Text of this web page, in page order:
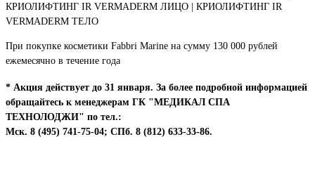
КРИОЛИФТИНГ IR VERMADERM ЛИЦО | КРИОЛИФТИНГ IR
VERMADERM ТЕЛО
При покупке косметики Fabbri Marine на сумму 130 000 рублей
ежемесячно в течение года
* Акция действует до 31 января. За более подробной информацией
обращайтесь к менеджерам ГК "МЕДИКАЛ СПА
ТЕХНОЛОДЖИ" по тел.:
Мск. 8 (495) 741-75-04; СПб. 8 (812) 633-33-86.